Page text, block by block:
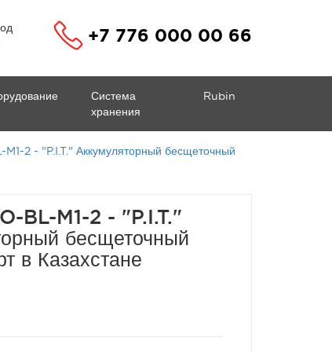
+7 776 000 00 66
Система
хранения
Rubin
2 - "P.I.T." Аккумуляторный бесщеточный
BL-M1-2 - "P.I.T."
бесщеточный
в Казахстане